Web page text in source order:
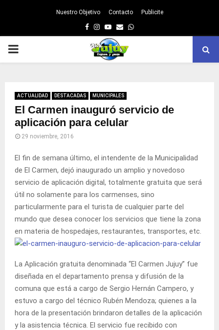
Nuestro Objetivo Contacto Publicite
Facebook
Instagram
Youtube
EmailWhatsapp
PRIMARY
ACTUALIDAD DESTACADAS MUNICIPALES
El Carmen inauguró servicio de
aplicación para celular
29 noviembre, 2016
El fin de semana último, el intendente de la Municipalidad
de El Carmen, dejó inaugurado un amplio y novedoso
servicio de aplicación digital, totalmente gratuita que será
útil no solamente para los carmenses, sino
particularmente para el turista de cualquier parte del
mundo que desea conocer los servicios que tiene la zona
en materia de hospedajes, restaurantes, transportes, etc.
La Aplicación gratuita denominada “El Carmen Jujuy” fue
diseñada en el departamento prensa y difusión de la
comuna que está a cargo de Sergio Hernán Campero, y
estuvo a cargo del técnico Rubén Mendoza; quienes a la
hora de la presentación brindaron detalles de la aplicación
y la asistencia técnica. El servicio fue recibido con